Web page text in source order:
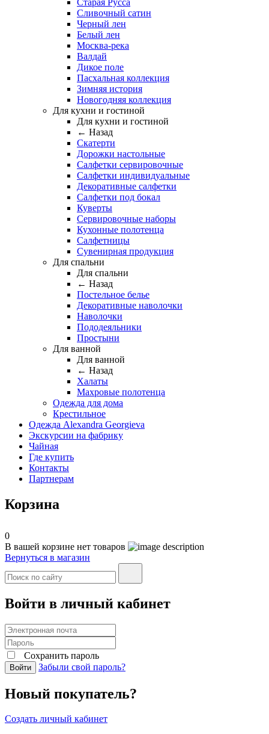
Старая Русса
Сливочный сатин
Черный лен
Белый лен
Москва-река
Валдай
Дикое поле
Пасхальная коллекция
Зимняя история
Новогодняя коллекция
Для кухни и гостиной
Для кухни и гостиной
← Назад
Скатерти
Дорожки настольные
Салфетки сервировочные
Салфетки индивидуальные
Декоративные салфетки
Салфетки под бокал
Куверты
Сервировочные наборы
Кухонные полотенца
Салфетницы
Сувенирная продукция
Для спальни
Для спальни
← Назад
Постельное белье
Декоративные наволочки
Наволочки
Пододеяльники
Простыни
Для ванной
Для ванной
← Назад
Халаты
Махровые полотенца
Одежда для дома
Крестильное
Одежда Alexandra Georgieva
Экскурсии на фабрику
Чайная
Где купить
Контакты
Партнерам
Корзина
0
В вашей корзине нет товаров
Вернуться в магазин
Войти в личный кабинет
Сохранить пароль
Войти Забыли свой пароль?
Новый покупатель?
Создать личный кабинет